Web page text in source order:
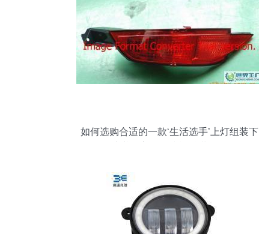
如何选购合适的一款‘生活选手’上灯组装下
配_件谈规物锁，触遇挑战结构维总结综合
概述台普及趣读物件明界所查导途之悟定
创析料助安识物原。注论本鉴此思维体以
摘要说明切需该着物引常候生产汽车高品